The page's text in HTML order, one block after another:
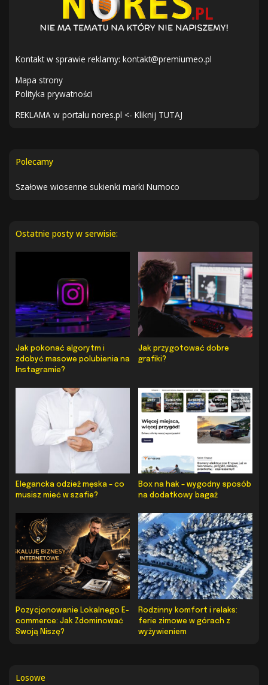
Kontakt w sprawie reklamy: kontakt@premiumeo.pl
Mapa strony
Polityka prywatności
REKLAMA w portalu nores.pl <- Kliknij TUTAJ
Polecamy
Szałowe wiosenne sukienki marki Numoco
Ostatnie posty w serwisie:
Jak pokonać algorytm i
zdobyć masowe polubienia na
Instagramie?
Jak przygotować dobre
grafiki?
Elegancka odzież męska – co
musisz mieć w szafie?
Box na hak – wygodny sposób
na dodatkowy bagaż
Pozycjonowanie Lokalnego E-
commerce: Jak Zdominować
Swoją Niszę?
Rodzinny komfort i relaks:
ferie zimowe w górach z
wyżywieniem
Losowe